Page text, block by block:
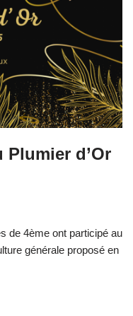
Plumier d’Or
de 4ème ont participé au
générale proposé en